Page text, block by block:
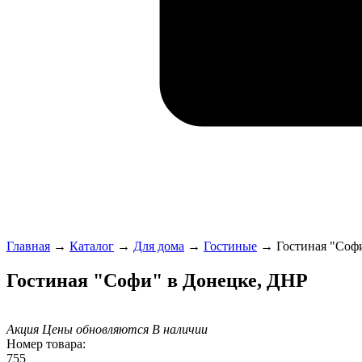
Главная → Каталог → Для дома → Гостиные → Гостиная
Гостиная "Софи" в Донецке, ДНР
Акция Цены обновляются В наличии
Номер товара:
755